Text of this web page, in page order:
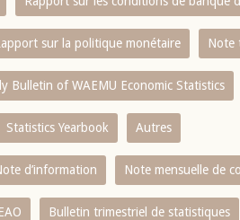
sur la politique monétaire Note
Bulletin of WAEMU Economic Statistics
Statistics Yearbook Autres
d’information Note mensuelle de
Bulletin trimestriel de statistiques